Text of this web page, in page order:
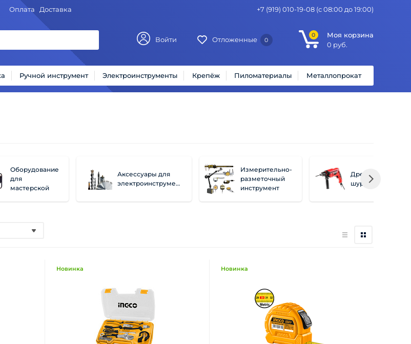
Оплата Доставка +7 (919) 010-19-08 (с 08:00 до 19:00)
Войти Отложенные 0
0
Моя корзина
0 руб.
Ручной инструмент Электроинструменты Крепёж Пиломатериалы Металлопрокат
Оборудование
для
мастерской
Аксессуары для
электроинструмента
Измерительно-
разметочный
инструмент
Дрели и
шуруповерты
Новинка Новинка